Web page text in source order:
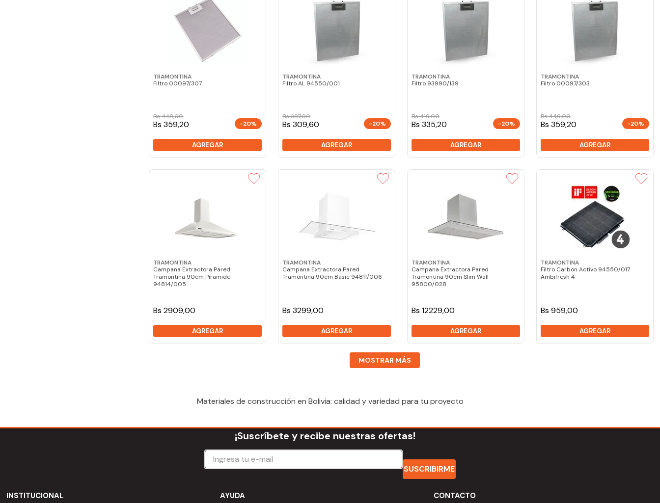
TRAMONTINA
Filtro 00097/307
Bs449,00
Bs 359,20 -20%
AGREGAR
TRAMONTINA
Filtro AL 94550/001
Bs387,00
Bs 309,60 -20%
AGREGAR
TRAMONTINA
Filtro 93990/139
Bs419,00
Bs 335,20 -20%
AGREGAR
TRAMONTINA
Filtro 00097/303
Bs449,00
Bs 359,20 -20%
AGREGAR
TRAMONTINA
Campana Extractora Pared
Tramontina 90cm Piramide
94814/005
Bs 2909,00
AGREGAR
TRAMONTINA
Campana Extractora Pared
Tramontina 90cm Basic 94811/006
Bs 3299,00
AGREGAR
TRAMONTINA
Campana Extractora Pared
Tramontina 90cm Slim Wall
95800/028
Bs 12229,00
AGREGAR
TRAMONTINA
Filtro Carbon Activo 94550/017
Ambifresh 4
Bs 959,00
AGREGAR
MOSTRAR MÁS
Materiales de construcción en Bolivia: calidad y variedad para tu proyecto
¡Suscríbete y recibe nuestras ofertas!
SUSCRIBIRME
INSTITUCIONAL AYUDA CONTACTO